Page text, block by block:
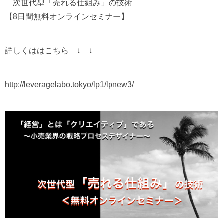
次世代型「売れる仕組み」の技術
【8日間無料オンラインセミナー】
詳しくははこちら ↓ ↓
http://leveragelabo.tokyo/lp1/lpnew3/